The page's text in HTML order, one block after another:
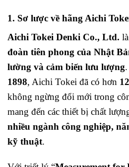
1. Sơ lược về hãng Aichi
Aichi Tokei Denki Co., Ltd.
đoàn tiên phong của Nhật
lường và cảm biến lưu lượng
1898, Aichi Tokei đã có hơn
không ngừng đổi mới trong
mang đến các thiết bị chất
nhiều ngành công nghiệp,
kỹ thuật.